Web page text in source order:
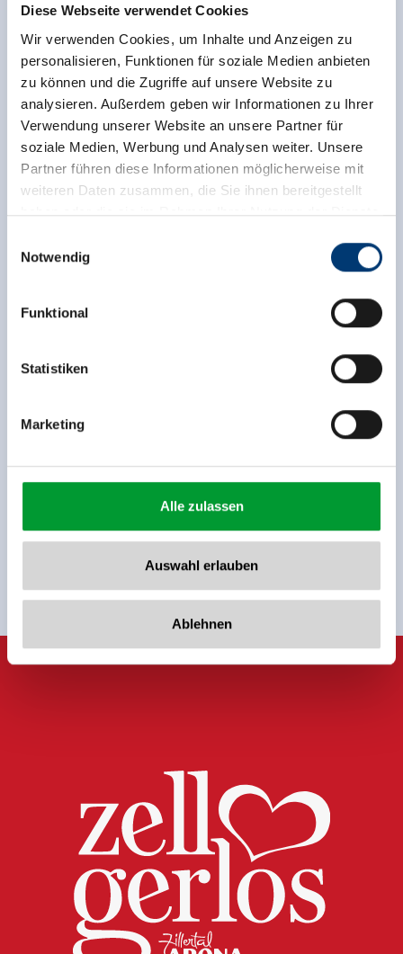
Diese Webseite verwendet Cookies
Wir verwenden Cookies, um Inhalte und Anzeigen zu
personalisieren, Funktionen für soziale Medien anbieten
zu können und die Zugriffe auf unsere Website zu
analysieren. Außerdem geben wir Informationen zu Ihrer
Verwendung unserer Website an unsere Partner für
soziale Medien, Werbung und Analysen weiter. Unsere
Partner führen diese Informationen möglicherweise mit
weiteren Daten zusammen, die Sie ihnen bereitgestellt
haben oder die sie im Rahmen Ihrer Nutzung der Dienste
Rohr 23// A-6280 Zell am Ziller
www.zillertalarena.com
Notwendig
Funktional
Statistiken
Marketing
Alle zulassen
Auswahl erlauben
Ablehnen
Sign up for the newsletter now!
register